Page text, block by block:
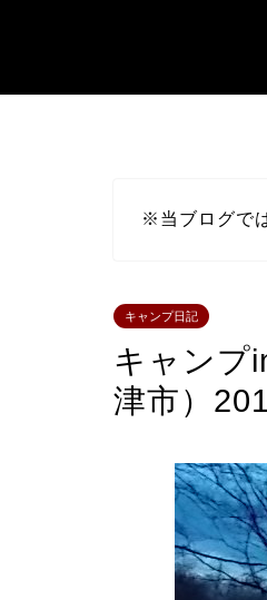
※当ブログで
キャンプ日記
キャンプ
津市）